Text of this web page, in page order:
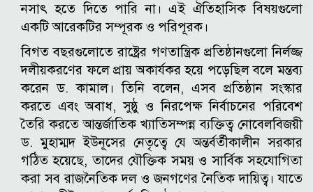
নসাৎ হতে দিতে পারি না। এই ঐতিহাসিক বিষয়গুলো
একটি আরেকটির সম্পূরক ও পরিপূরক।
বিগত বছরগুলোতে রাষ্ট্রের গণতান্ত্রিক প্রতিষ্ঠানগুলো নির্লজ্জ
দলীয়করণের ফলে প্রায় অকার্যকর হয়ে পড়েছিল বলে মন্তব্য
করেন ড. কামাল। তিনি বলেন, এসব প্রতিষ্ঠান সংস্কার
করতে এবং অবাধ, সুষ্ঠু ও নিরপেক্ষ নির্বাচনের পরিবেশ
তৈরি করতে আন্তর্জাতিক খ্যাতিসম্পন্ন ব্যক্তিত্ব নোবেলবিজয়ী
ড. মুহাম্মদ ইউনূসের নেতৃত্বে যে অন্তর্বর্তীকালীন সরকার
গঠিত হয়েছে, তাদের যৌক্তিক সময় ও সার্বিক সহযোগিতা
করা সব রাজনৈতিক দল ও জনগণের নৈতিক দায়িত্ব। যাতে